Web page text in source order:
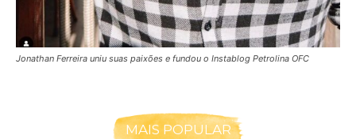
Jonathan Ferreira uniu suas paixões e fundou o Instablog Petrolina OFC
MAIS POPULAR